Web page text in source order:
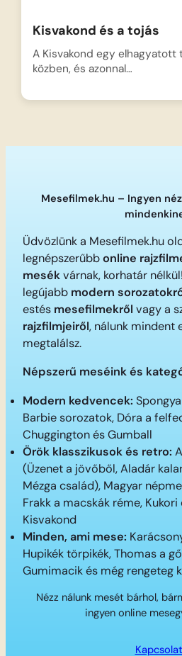
Kisvakond és a tojás
A Kisvakond egy elhagyatott
közben, és azonnal…
Mesefilmek.hu – Ingyen
Üdvözlünk a Mesefilmek.hu
legnépszerűbbonline
mesékvárnak, korhatár
legújabb modern
estés mesefilmekről vagy a
rajzfilmjeiről, nálunk mindent
megtalálsz.
Népszerű meséink és
Modern kedvencek:
Barbie sorozatok, Dóra a
Chuggington és Gumball
Örök klasszikusok és retro:
(Üzenet a jövőből, Aladár
Mézga család), Magyar
Frakk a macskák réme, Kukori
Kisvakond
Minden, ami mese:
Hupikék törpikék, Thomas a
Gumimacik és még rengeteg
Nézz nálunk mesét bárhol,
ingyen online
Kapcsolat